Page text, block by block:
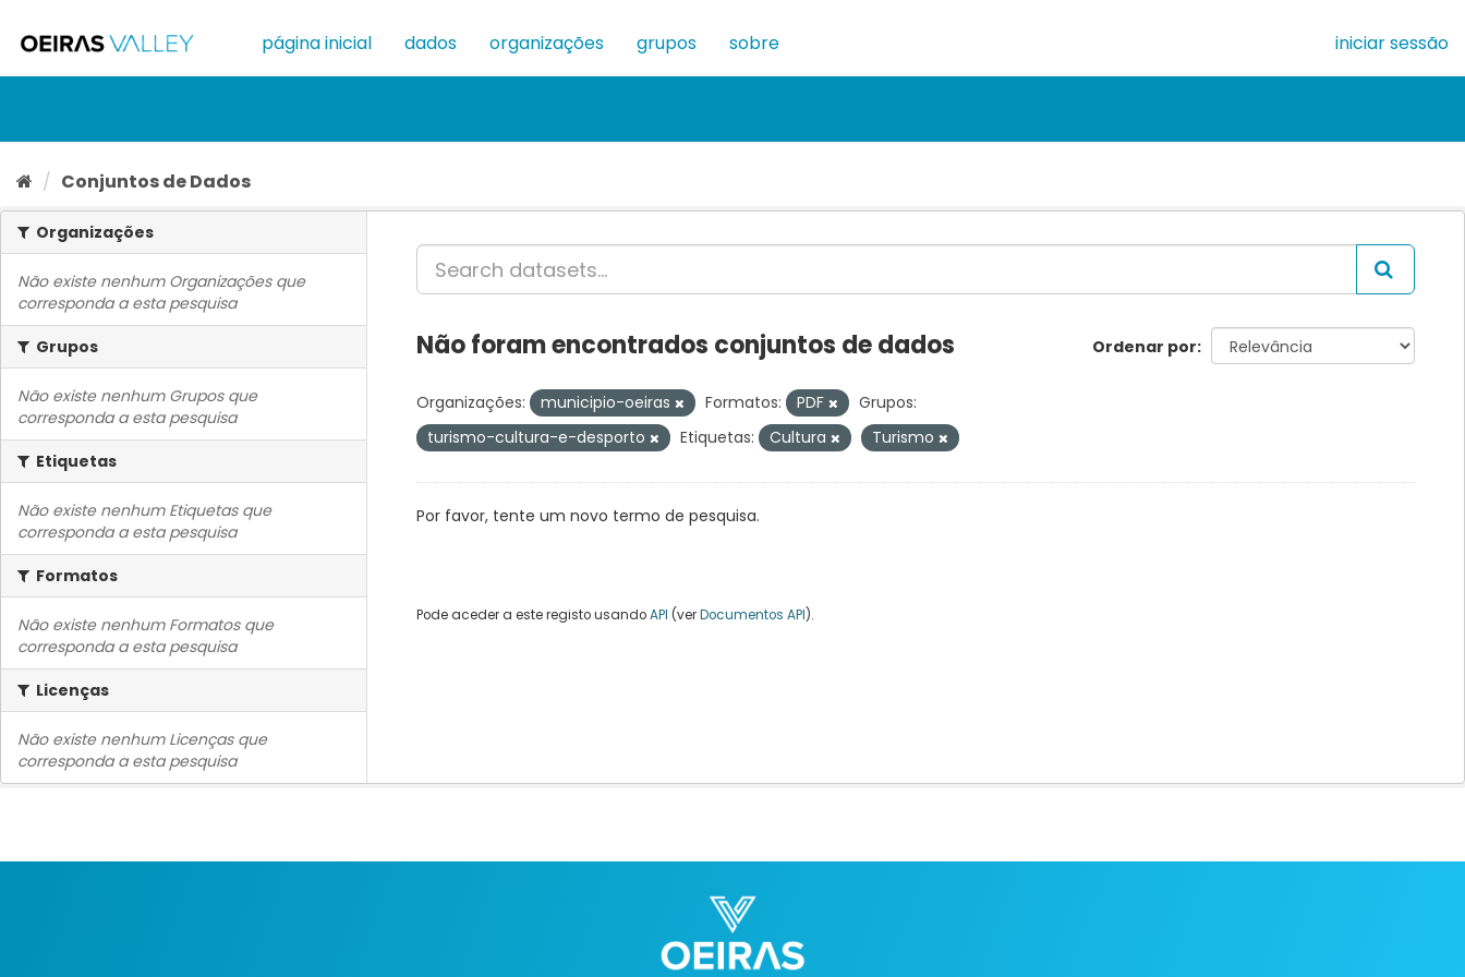
para
conteúdo
página inicial dados organizações grupos sobre iniciar sessão
Conjuntos de Dados
Organizações
Não existe nenhum Organizações que
corresponda a esta pesquisa
Grupos
Não existe nenhum Grupos que
corresponda a esta pesquisa
Etiquetas
Não existe nenhum Etiquetas que
corresponda a esta pesquisa
Formatos
Não existe nenhum Formatos que
corresponda a esta pesquisa
Licenças
Não existe nenhum Licenças que
corresponda a esta pesquisa
Ordenar por
Não foram encontrados conjuntos de dados
Organizações: municipio-oeiras Formatos: PDF
Grupos:
turismo-cultura-e-desporto
Etiquetas: Cultura Turismo
Por favor, tente um novo termo de pesquisa.
Pode aceder a este registo usandoAPI (verDocumentos API).